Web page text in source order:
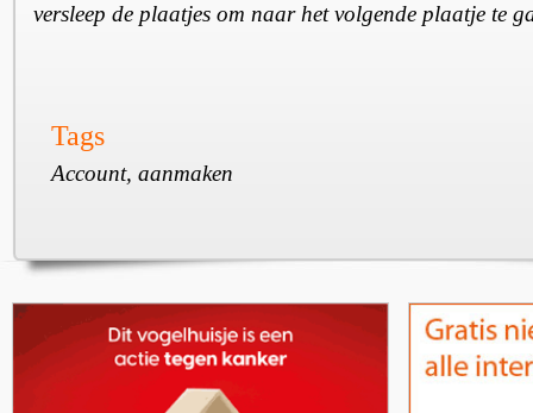
versleep de plaatjes om naar het volgende plaatje te
Tags
Account, aanmaken